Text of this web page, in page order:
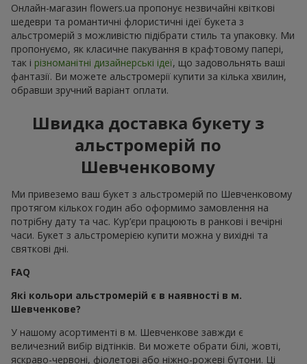
Онлайн-магазин flowers.ua пропонує незвичайні квіткові
шедеври та романтичні флористичні ідеї букета з
альстромерій з можливістю підібрати стиль та упаковку. Ми
пропонуємо, як класичне пакування в крафтовому папері,
так і різноманітні дизайнерські ідеї, що задовольнять ваші
фантазії. Ви можете альстромерії купити за кілька хвилин,
обравши зручний варіант оплати.
Швидка доставка букету з
альстромерій по
Шевченковому
Ми привеземо ваш букет з альстромерій по Шевченковому
протягом кількох годин або оформимо замовлення на
потрібну дату та час. Кур’єри працюють в ранкові і вечірні
часи. Букет з альстромерією купити можна у вихідні та
святкові дні.
FAQ
Які кольори альстромерій є в наявності в м.
Шевченкове?
У нашому асортименті в м. Шевченкове завжди є
величезний вибір відтінків. Ви можете обрати білі, жовті,
яскраво-червоні, фіолетові або ніжно-рожеві бутони. Ці